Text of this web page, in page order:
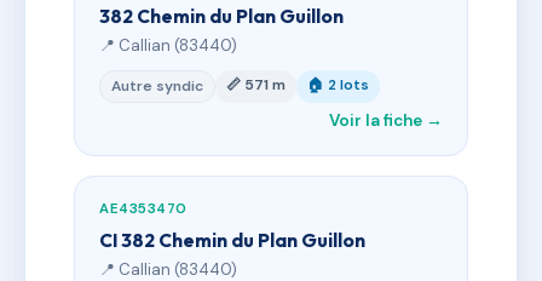
382 Chemin du Plan Guillon
📍 Callian (83440)
Autre syndic 📏 571 m 🏠 2 lots
Voir la fiche →
AE4353470
CI 382 Chemin du Plan Guillon
📍 Callian (83440)